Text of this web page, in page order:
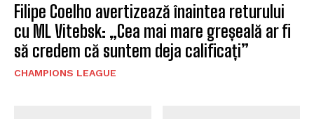
Filipe Coelho avertizează înaintea returului
cu ML Vitebsk: „Cea mai mare greșeală ar fi
să credem că suntem deja calificați”
CHAMPIONS LEAGUE